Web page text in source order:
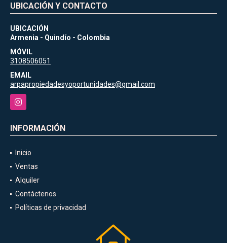
UBICACIÓN Y CONTACTO
UBICACIÓN
Armenia - Quindío - Colombia
MÓVIL
3108506051
EMAIL
arpapropiedadesyoportunidades@gmail.com
Instagram
INFORMACIÓN
Inicio
Ventas
Alquiler
Contáctenos
Políticas de privacidad